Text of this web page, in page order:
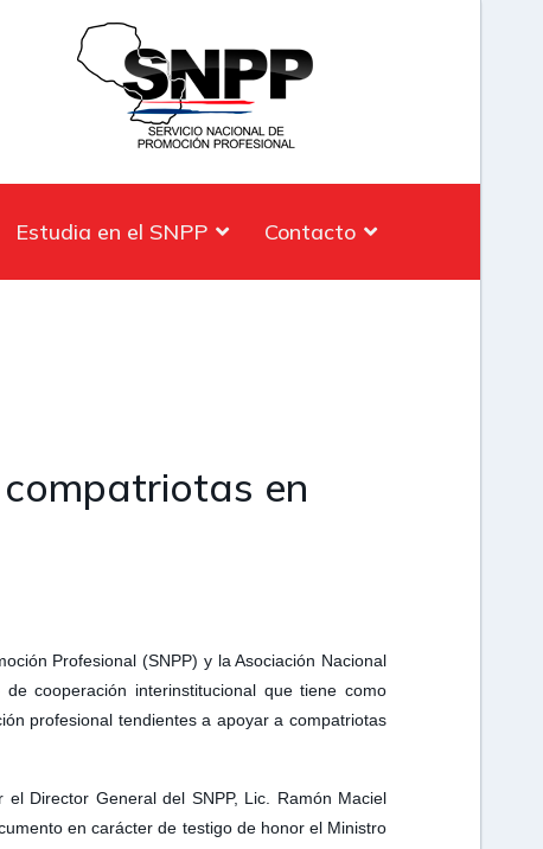
Estudia en el SNPP Contacto
en
Profesional (SNPP) y la Asociación Nacional
cooperación interinstitucional que tiene como
profesional tendientes a apoyar a compatriotas
Director General del SNPP, Lic. Ramón Maciel
en carácter de testigo de honor el Ministro